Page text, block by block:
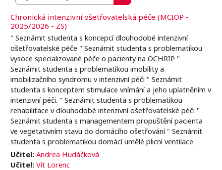
Vyhledat kurzy
Chronická intenzivní ošetřovatelská péče (MCIOP -
2025/2026 - ZS)
" Seznámit studenta s koncepcí dlouhodobé intenzivní
ošetřovatelské péče " Seznámit studenta s problematikou
vysoce specializované péče o pacienty na OCHRIP "
Seznámit studenta s problematikou imobility a
imobilizačního syndromu v intenzivní péči " Seznámit
studenta s konceptem stimulace vnímání a jeho uplatněním v
intenzivní péči. " Seznámit studenta s problematikou
rehabilitace v dlouhodobé intenzivní ošetřovatelské péči "
Seznámit studenta s managementem propuštění pacienta
ve vegetativním stavu do domácího ošetřování " Seznámit
studenta s problematikou domácí umělé plicní ventilace
Učitel: Andrea Hudáčková
Učitel: Vít Lorenc